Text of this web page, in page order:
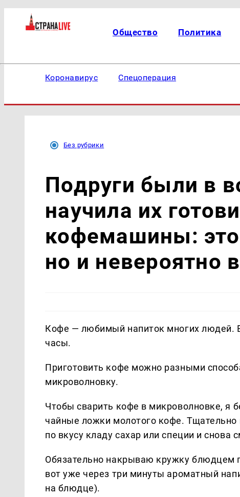
Общество Политика
Коронавирус Спецоперация
Без рубрики
Подруги были в
научила их
кофемашины: это
но и невероятно
Кофе — любимый напиток многих людей.
часы.
Приготовить кофе можно разными
микроволновку.
Чтобы сварить кофе в микроволновке, я
чайные ложки молотого кофе.
по вкусу кладу сахар или специи и снова
Обязательно накрываю кружку блюдцем
вот уже через три минуты ароматный
на блюдце).